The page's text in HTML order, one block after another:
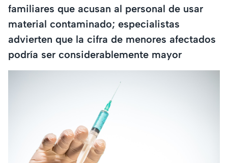
familiares que acusan al personal de usar
material contaminado; especialistas
advierten que la cifra de menores afectados
podría ser considerablemente mayor